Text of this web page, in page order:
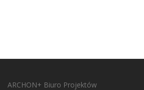
ARCHON+ Biuro Projektów